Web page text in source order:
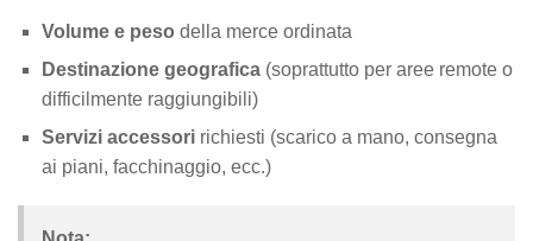
Volume e peso della merce ordinata
Destinazione geografica (soprattutto per aree remote o
difficilmente raggiungibili)
Servizi accessori richiesti (scarico a mano, consegna
ai piani, facchinaggio, ecc.)